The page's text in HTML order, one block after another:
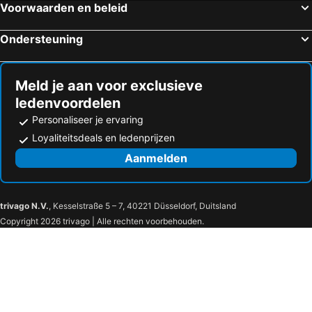
Como, Lombardije Hotels
Verona, Veneto Hotels
Voorwaarden en beleid
Ondersteuning
Meld je aan voor exclusieve
ledenvoordelen
Personaliseer je ervaring
Loyaliteitsdeals en ledenprijzen
Aanmelden
trivago N.V., Kesselstraße 5 – 7, 40221 Düsseldorf, Duitsland
Copyright 2026 trivago | Alle rechten voorbehouden.